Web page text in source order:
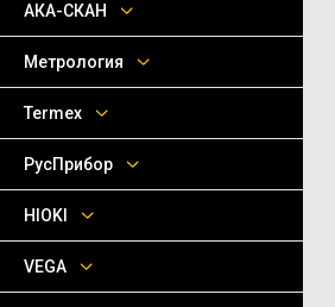
АКА-СКАН
Метрология
Termex
РусПрибор
HIOKI
VEGA